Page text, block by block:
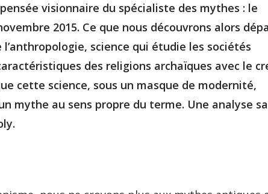
visionnaire du spécialiste des mythes : le
2015. Ce que nous découvrons alors
science qui étudie les sociétés
des religions archaïques avec le
cette science, sous un masque de modernité,
mythe au sens propre du terme. Une analyse